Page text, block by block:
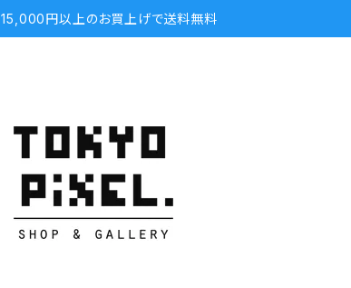
15,000円以上のお買上げで送料無料